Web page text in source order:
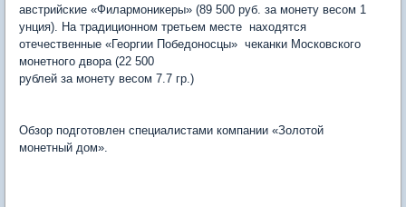
австрийские «Филармоникеры» (89 500 руб. за монету весом 1
унция). На традиционном третьем месте находятся
отечественные «Георгии Победоносцы» чеканки Московского
монетного двора (22 500
рублей за монету весом 7.7 гр.)
Обзор подготовлен специалистами компании «Золотой
монетный дом».